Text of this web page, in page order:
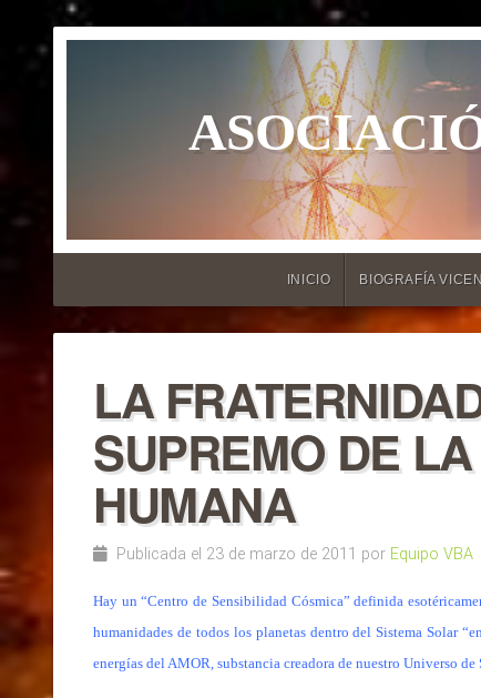
INICIO BIOGRAFÍA
LA
SUPREMO DE
HUMANA
Publicada el 23 de marzo de 2011 por Equipo VBA
Hay un “Centro de Sensibilidad Cósmica” definida
humanidades de todos los planetas dentro del Sistema Solar
energías del AMOR, substancia creadora de nuestro Universo de